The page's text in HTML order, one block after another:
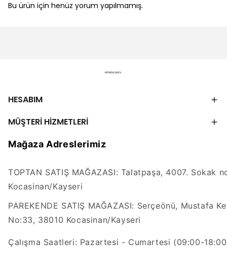
Bu ürün için henüz yorum yapılmamış.
HESABIM
MÜŞTERİ HİZMETLERİ
Mağaza Adreslerimiz
TOPTAN SATIŞ MAĞAZASI: Talatpaşa, 4007. Sokak
Kocasinan/Kayseri
PAREKENDE SATIŞ MAĞAZASI: Serçeönü, Mustafa
No:33, 38010 Kocasinan/Kayseri
Çalışma Saatleri: Pazartesi - Cumartesi (09:00-